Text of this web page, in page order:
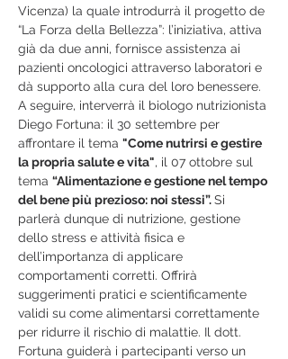
Vicenza) la quale introdurrà il progetto de
“La Forza della Bellezza”: l’iniziativa, attiva
già da due anni, fornisce assistenza ai
pazienti oncologici attraverso laboratori e
dà supporto alla cura del loro benessere.
A seguire, interverrà il biologo nutrizionista
Diego Fortuna: il 30 settembre per
affrontare il tema "Come nutrirsi e gestire
la propria salute e vita", il 07 ottobre sul
tema “Alimentazione e gestione nel tempo
del bene più prezioso: noi stessi”. Si
parlerà dunque di nutrizione, gestione
dello stress e attività fisica e
dell’importanza di applicare
comportamenti corretti. Offrirà
suggerimenti pratici e scientificamente
validi su come alimentarsi correttamente
per ridurre il rischio di malattie. Il dott.
Fortuna guiderà i partecipanti verso un